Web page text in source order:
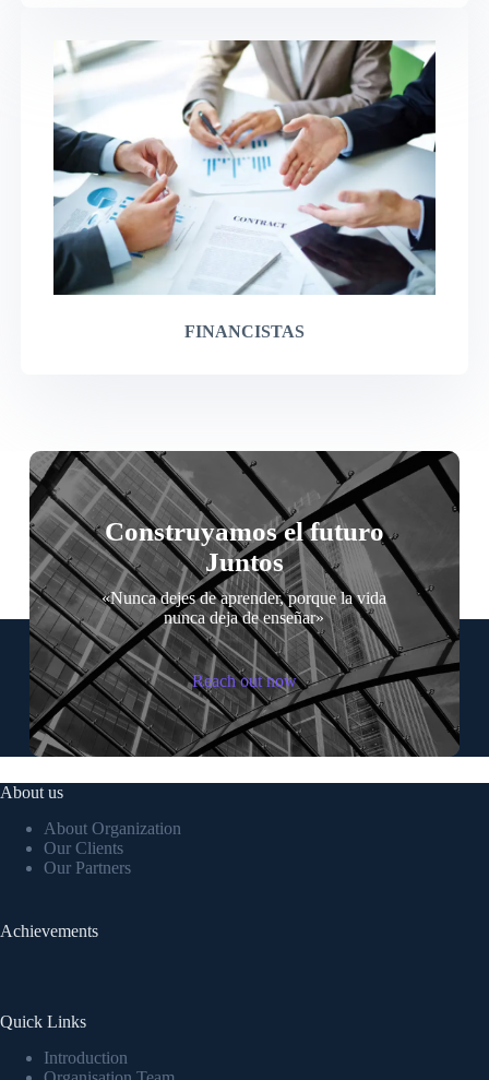
FINANCISTAS
Construyamos el futuro
Juntos
«Nunca dejes de aprender, porque la vida
nunca deja de enseñar»
Reach out now
About us
About Organization
Our Clients
Our Partners
Achievements
Quick Links
Introduction